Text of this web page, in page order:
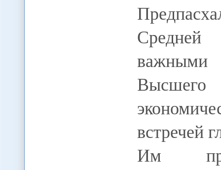
важными
встречей
Им